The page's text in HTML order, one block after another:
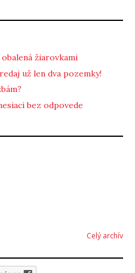
žiarovkami
už len dva pozemky!
bez odpovede
Celý archív